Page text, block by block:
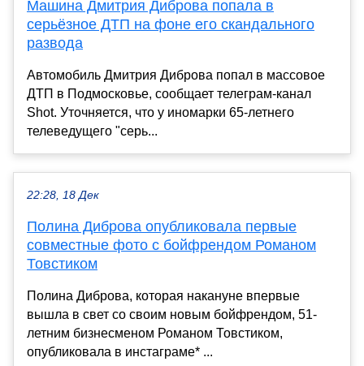
Машина Дмитрия Диброва попала в
серьёзное ДТП на фоне его скандального
развода
Автомобиль Дмитрия Диброва попал в массовое
ДТП в Подмосковье, сообщает телеграм-канал
Shot. Уточняется, что у иномарки 65-летнего
телеведущего "серь...
22:28, 18 Дек
Полина Диброва опубликовала первые
совместные фото с бойфрендом Романом
Товстиком
Полина Диброва, которая накануне впервые
вышла в свет со своим новым бойфрендом, 51-
летним бизнесменом Романом Товстиком,
опубликовала в инстаграме* ...